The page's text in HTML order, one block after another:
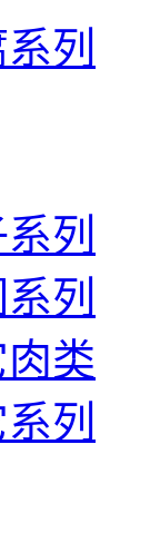
列
列
列
类
列